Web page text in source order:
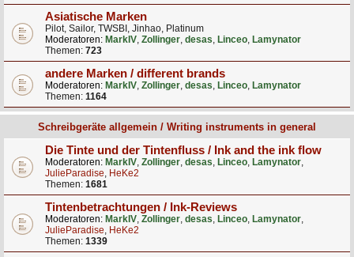
Asiatische Marken
Pilot, Sailor, TWSBI, Jinhao, Platinum
Moderatoren: MarkIV, Zollinger, desas, Linceo, Lamynator
Themen: 723
andere Marken / different brands
Moderatoren: MarkIV, Zollinger, desas, Linceo, Lamynator
Themen: 1164
Schreibgeräte allgemein / Writing instruments in general
Die Tinte und der Tintenfluss / Ink and the ink flow
Moderatoren: MarkIV, Zollinger, desas, Linceo, Lamynator,
JulieParadise, HeKe2
Themen: 1681
Tintenbetrachtungen / Ink-Reviews
Moderatoren: MarkIV, Zollinger, desas, Linceo, Lamynator,
JulieParadise, HeKe2
Themen: 1339